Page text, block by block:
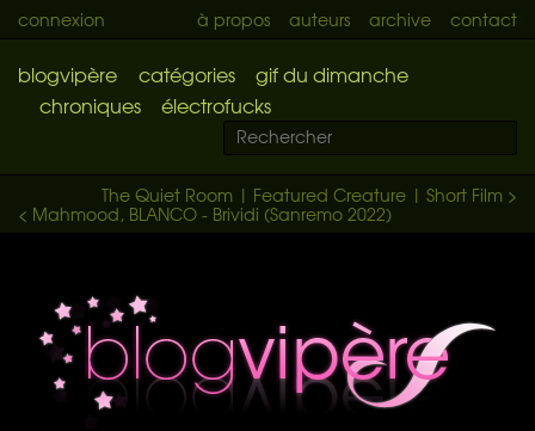
connexion à propos auteurs archive contact
blogvipère catégories
gif du dimanche
chroniques
électrofucks
The Quiet Room | Featured Creature | Short Film >
< Mahmood, BLANCO - Brividi (Sanremo 2022)